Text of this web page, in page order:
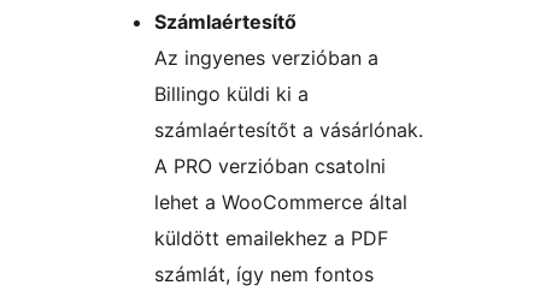
Számlaértesítő
Az ingyenes verzióban a
Billingo küldi ki a
számlaértesítőt a vásárlónak.
A PRO verzióban csatolni
lehet a WooCommerce által
küldött emailekhez a PDF
számlát, így nem fontos